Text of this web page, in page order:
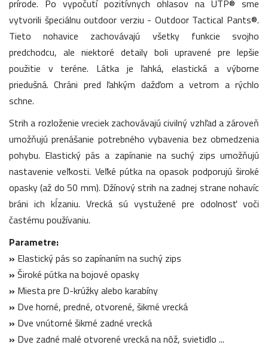
prírode. Po vypočutí pozitívnych ohlasov na UTP® sme
vytvorili špeciálnu outdoor verziu - Outdoor Tactical Pants®.
Tieto nohavice zachovávajú všetky funkcie svojho
predchodcu, ale niektoré detaily boli upravené pre lepšie
použitie v teréne. Látka je ľahká, elastická a výborne
priedušná. Chráni pred ľahkým dažďom a vetrom a rýchlo
schne.
Strih a rozloženie vreciek zachovávajú civilný vzhľad a zároveň
umožňujú prenášanie potrebného vybavenia bez obmedzenia
pohybu. Elastický pás a zapínanie na suchý zips umožňujú
nastavenie veľkosti. Veľké pútka na opasok podporujú široké
opasky (až do 50 mm). Džínový strih na zadnej strane nohavíc
bráni ich kĺzaniu. Vrecká sú vystužené pre odolnosť voči
častému používaniu.
Parametre:
» Elastický pás so zapínaním na suchý zips
» Široké pútka na bojové opasky
» Miesta pre D-krúžky alebo karabíny
» Dve horné, predné, otvorené, šikmé vrecká
» Dve vnútorné šikmé zadné vrecká
» Dve zadné malé otvorené vrecká na nôž, svietidlo ...